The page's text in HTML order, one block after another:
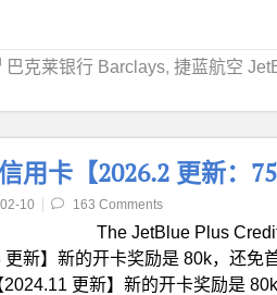
巴克莱银行 Barclays, 捷蓝航空
用卡【2026.2 更新：
10 163 Comments
The JetBlue Plus
新】新的开卡奖励是 80k，还免
更新】新的开卡奖励是